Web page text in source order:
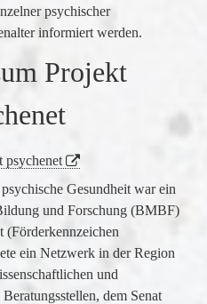
psychischer
informiert werden.
Projekt
psychenet
Gesundheit war ein
und Forschung (BMBF)
(Förderkennzeichen
ein Netzwerk in der Region
und
dem Senat